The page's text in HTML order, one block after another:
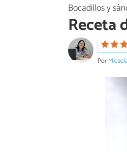
Bocadillos y
Receta
Por